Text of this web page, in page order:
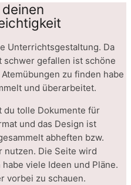
Unterrichtsgestaltung. Da
gefallen ist schöne
zu finden habe
und überarbeitet.
du tolle Dokumente für
und das Design ist
abheften bzw.
nutzen. Die Seite wird
viele Ideen und Pläne.
vorbei zu schauen.